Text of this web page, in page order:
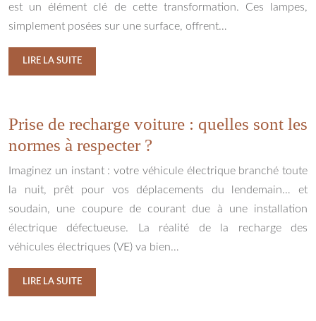
est un élément clé de cette transformation. Ces lampes,
simplement posées sur une surface, offrent…
LIRE LA SUITE
Prise de recharge voiture : quelles sont les
normes à respecter ?
Imaginez un instant : votre véhicule électrique branché toute
la nuit, prêt pour vos déplacements du lendemain… et
soudain, une coupure de courant due à une installation
électrique défectueuse. La réalité de la recharge des
véhicules électriques (VE) va bien…
LIRE LA SUITE